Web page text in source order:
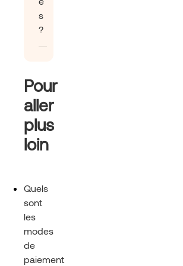
s
?
Pour
aller
plus
loin
Quels
sont
les
modes
de
paiement